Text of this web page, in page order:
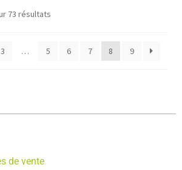
73 résultats
3 … 5 6 7 8 9
de vente